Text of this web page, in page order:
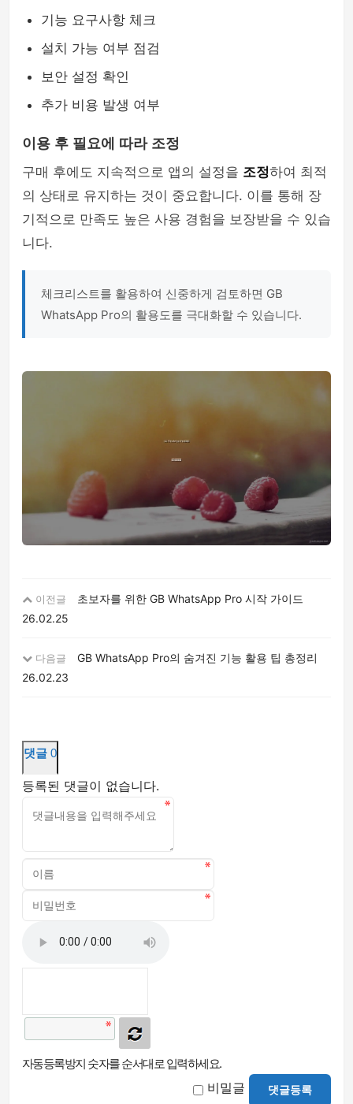
기능 요구사항 체크
설치 가능 여부 점검
보안 설정 확인
추가 비용 발생 여부
이용 후 필요에 따라 조정
구매 후에도 지속적으로 앱의 설정을 조정하여 최적
의 상태로 유지하는 것이 중요합니다. 이를 통해 장
기적으로 만족도 높은 사용 경험을 보장받을 수 있습
니다.
체크리스트를 활용하여 신중하게 검토하면 GB
WhatsApp Pro의 활용도를 극대화할 수 있습니다.
이전글
초보자를 위한 GB WhatsApp Pro 시작 가이드
26.02.25
다음글
GB WhatsApp Pro의 숨겨진 기능 활용 팁 총정리
26.02.23
댓글 0
등록된 댓글이 없습니다.
자동등록방지 숫자를 순서대로 입력하세요.
비밀글 댓글등록